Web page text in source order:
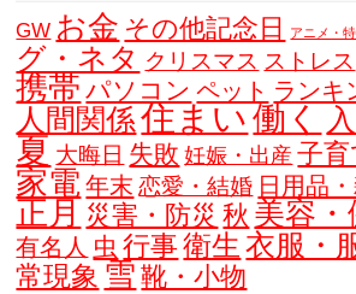
GW お金 その他記念日 アニメ・
グ・ネタ クリスマス ストレス
携帯 パソコン ペット ランキ
人間関係住まい 働く
夏 大晦日 失敗 妊娠・出産 子育
家電 年末 恋愛・結婚 日用品
正月 災害・防災 秋 美容・
有名人 虫 行事 衛生 衣服・
常現象 雪 靴・小物